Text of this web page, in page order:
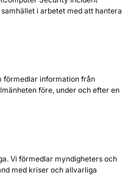
i arbetet med att hantera
förmedlar information från
före, under och efter en
Vi förmedlar myndigheters och
med kriser och allvarliga